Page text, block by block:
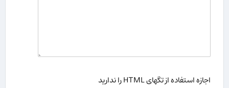
اجازه استفاده از تگهای HTML را ندارید